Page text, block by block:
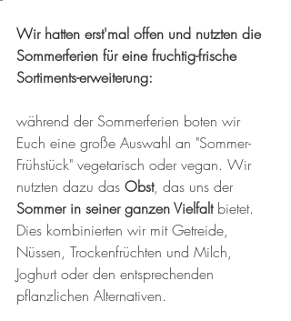
Wir hatten erst'mal offen und nutzten die
Sommerferien für eine fruchtig-frische
Sortiments-erweiterung:
während der Sommerferien boten wir
Euch eine große Auswahl an "Sommer-
Frühstück" vegetarisch oder vegan. Wir
nutzten dazu das Obst, das uns der
Sommer in seiner ganzen Vielfalt bietet.
Dies kombinierten wir mit Getreide,
Nüssen, Trockenfrüchten und Milch,
Joghurt oder den entsprechenden
pflanzlichen Alternativen.